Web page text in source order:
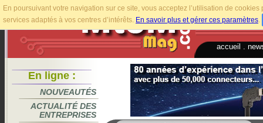
En poursuivant votre navigation sur ce site, vous acceptez l’utilisation de
services adaptés à vos centres d’intérêts. En savoir plus et gérer ces paramètres.
accueil
En ligne :
NOUVEAUTÉS
ACTUALITÉ DES
ENTREPRISES